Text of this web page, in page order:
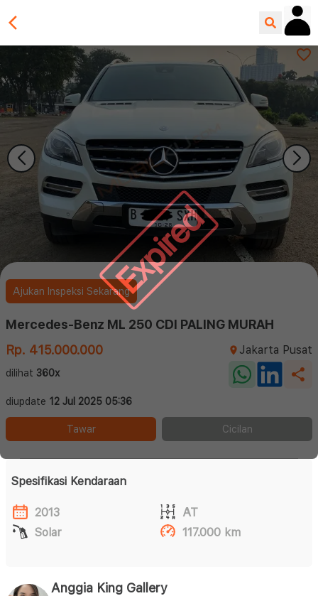
Expired
Ajukan Inspeksi Sekarang
Mercedes-Benz ML 250 CDI PALING MURAH
Rp. 415.000.000
Jakarta Pusat
dilihat 360x
diupdate 12 Jul 2025 05:36
Tawar Cicilan
Spesifikasi Kendaraan
2013
AT
Solar
117.000 km
Anggia King Gallery